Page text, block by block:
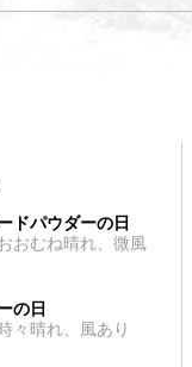
ドパウダーの日
おむね晴れ、微風
の日
々晴れ、風あり